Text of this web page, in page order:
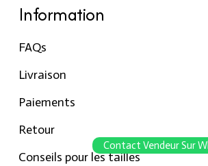
Information
FAQs
Livraison
Paiements
Retour
Conseils pour les tailles
Contact Vendeur Sur